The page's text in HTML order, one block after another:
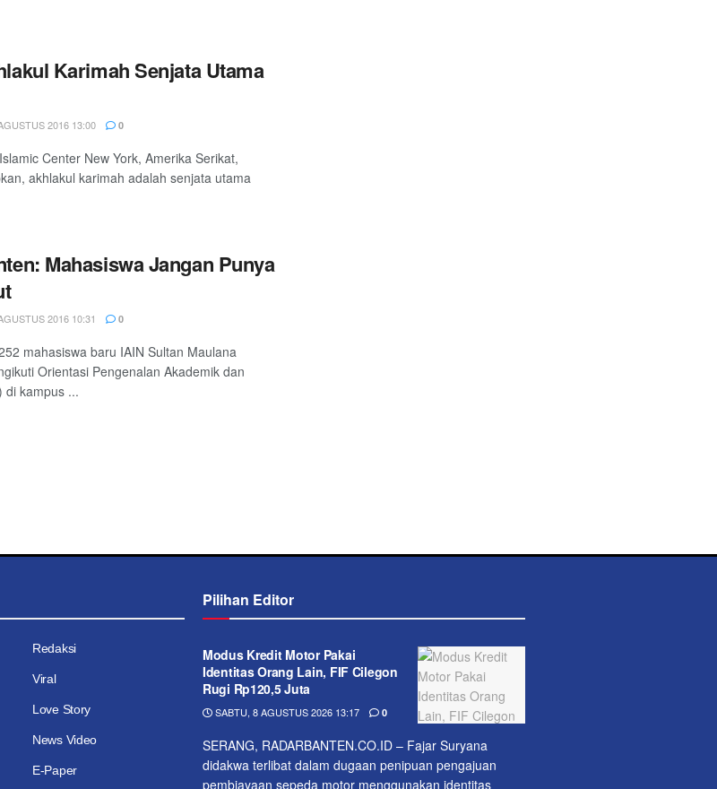
Karimah Senjata Utama
2016 13:00 0
Center New York, Amerika Serikat,
akhlakul karimah adalah senjata utama
Mahasiswa Jangan Punya
2016 10:31 0
mahasiswa baru IAIN Sultan Maulana
Orientasi Pengenalan Akademik dan
di kampus ...
Redaksi
Viral
Love Story
News Video
E-Paper
Pilihan Editor
Modus Kredit Motor Pakai
Identitas Orang Lain, FIF Cilegon
Rugi Rp120,5 Juta
SABTU, 8 AGUSTUS 2026 13:17 0
SERANG, RADARBANTEN.CO.ID – Fajar Suryana
didakwa terlibat dalam dugaan penipuan pengajuan
pembiayaan sepeda motor menggunakan identitas